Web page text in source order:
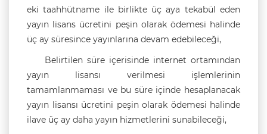
eki taahhütname ile birlikte üç aya tekabül eden
yayın lisans ücretini peşin olarak ödemesi halinde
üç ay süresince yayınlarına devam edebileceği,
Belirtilen süre içerisinde internet ortamından
yayın lisansı verilmesi işlemlerinin
tamamlanmaması ve bu süre içinde hesaplanacak
yayın lisansı ücretini peşin olarak ödemesi halinde
ilave üç ay daha yayın hizmetlerini sunabileceği,